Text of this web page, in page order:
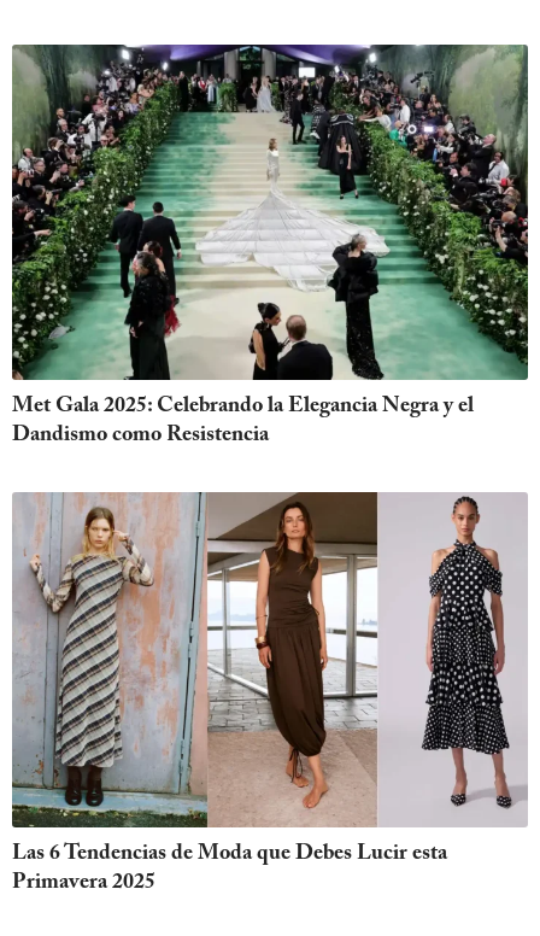
Met Gala 2025: Celebrando la Elegancia Negra y el
Dandismo como Resistencia
Las 6 Tendencias de Moda que Debes Lucir esta
Primavera 2025